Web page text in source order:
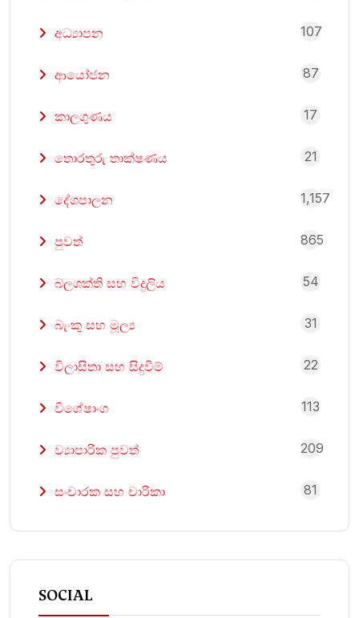
අධ්‍යාපන 107
ආයෝජන 87
කාලගුණය 17
තොරතුරු තාක්ෂණය 21
දේශපාලන 1,157
පුවත් 865
බලශක්ති සහ විදුලිය 54
බැංකු සහ මූල්‍ය 31
විලාසිතා සහ සිදුවීම් 22
විශේෂාංග 113
ව්‍යාපාරික පුවත් 209
සංචාරක සහ චාරිකා 81
SOCIAL